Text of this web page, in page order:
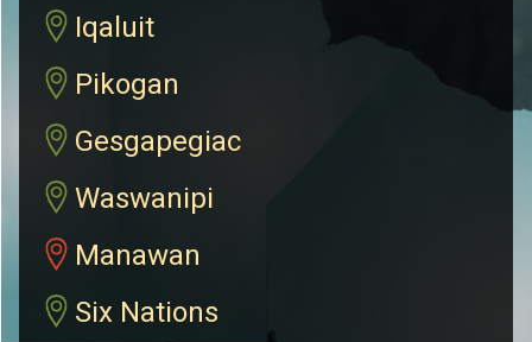
Iqaluit
Pikogan
Gesgapegiac
Waswanipi
Manawan
Six Nations